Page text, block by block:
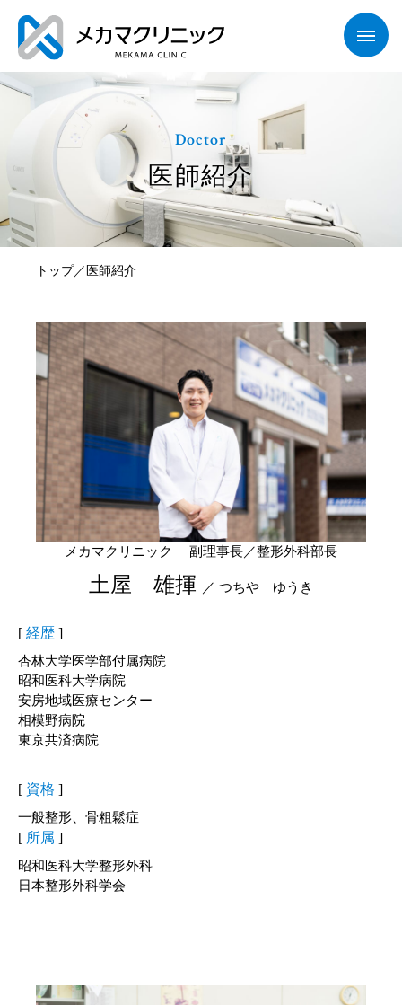
Doctor
医師紹介
トップ／ 医師紹介
メカマクリニック 副理事長／整形外科部長
土屋 雄揮 ／ つちや ゆうき
[ 経歴 ]
杏林大学医学部付属病院
昭和医科大学病院
安房地域医療センター
相模野病院
東京共済病院
[ 資格 ]
一般整形、骨粗鬆症
[ 所属 ]
昭和医科大学整形外科
日本整形外科学会